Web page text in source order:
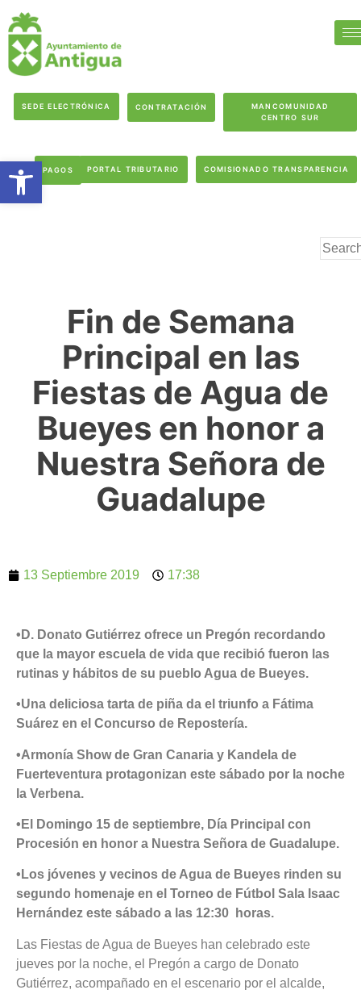
SEDE ELECTRÓNICA CONTRATACIÓN
MANCOMUNIDAD
CENTRO SUR
PAGOS PORTAL TRIBUTARIO COMISIONADO TRANSPARENCIA
Fin de Semana
Principal en las
Fiestas de Agua de
Bueyes en honor a
Nuestra Señora de
Guadalupe
13 Septiembre 2019 17:38
•D. Donato Gutiérrez ofrece un Pregón recordando
que la mayor escuela de vida que recibió fueron las
rutinas y hábitos de su pueblo Agua de Bueyes.
•Una deliciosa tarta de piña da el triunfo a Fátima
Suárez en el Concurso de Repostería.
•Armonía Show de Gran Canaria y Kandela de
Fuerteventura protagonizan este sábado por la noche
la Verbena.
•El Domingo 15 de septiembre, Día Principal con
Procesión en honor a Nuestra Señora de Guadalupe.
•Los jóvenes y vecinos de Agua de Bueyes rinden su
segundo homenaje en el Torneo de Fútbol Sala Isaac
Hernández este sábado a las 12:30 horas.
Las Fiestas de Agua de Bueyes han celebrado este
jueves por la noche, el Pregón a cargo de Donato
Gutiérrez, acompañado en el escenario por el alcalde,
Abrir barra de herramientas